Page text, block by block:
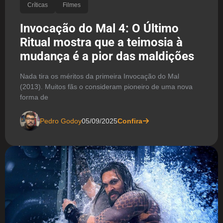
Críticas Filmes
Invocação do Mal 4: O Último
Ritual mostra que a teimosia à
mudança é a pior das maldições
Nada tira os méritos da primeira Invocação do Mal
(2013). Muitos fãs o consideram pioneiro de uma nova
forma de
Pedro Godoy05/09/2025Confira